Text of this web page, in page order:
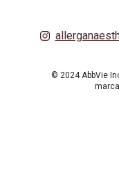
© 2024 AbbVie